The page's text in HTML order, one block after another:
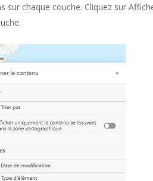
sur chaque couche. Cliquez sur